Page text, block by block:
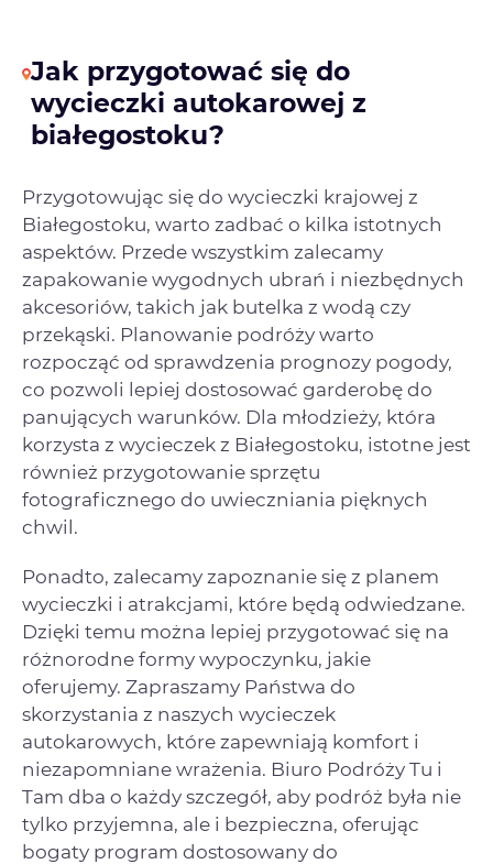
Jak przygotować się do
wycieczki autokarowej z
białegostoku?
Przygotowując się do wycieczki krajowej z
Białegostoku, warto zadbać o kilka istotnych
aspektów. Przede wszystkim zalecamy
zapakowanie wygodnych ubrań i niezbędnych
akcesoriów, takich jak butelka z wodą czy
przekąski. Planowanie podróży warto
rozpocząć od sprawdzenia prognozy pogody,
co pozwoli lepiej dostosować garderobę do
panujących warunków. Dla młodzieży, która
korzysta z wycieczek z Białegostoku, istotne jest
również przygotowanie sprzętu
fotograficznego do uwieczniania pięknych
chwil.
Ponadto, zalecamy zapoznanie się z planem
wycieczki i atrakcjami, które będą odwiedzane.
Dzięki temu można lepiej przygotować się na
różnorodne formy wypoczynku, jakie
oferujemy. Zapraszamy Państwa do
skorzystania z naszych wycieczek
autokarowych, które zapewniają komfort i
niezapomniane wrażenia. Biuro Podróży Tu i
Tam dba o każdy szczegół, aby podróż była nie
tylko przyjemna, ale i bezpieczna, oferując
bogaty program dostosowany do